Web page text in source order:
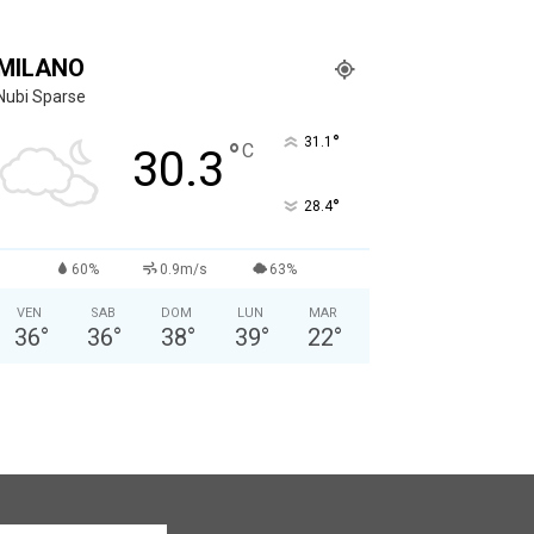
Sparse
30.3 °C 31.1 °
28.4°
60% 0.9m/s 63%
VEN
36°
SAB
36°
DOM
38°
LUN
39°
MAR
22°